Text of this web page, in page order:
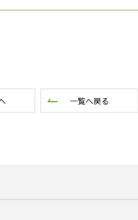
一覧へ戻る